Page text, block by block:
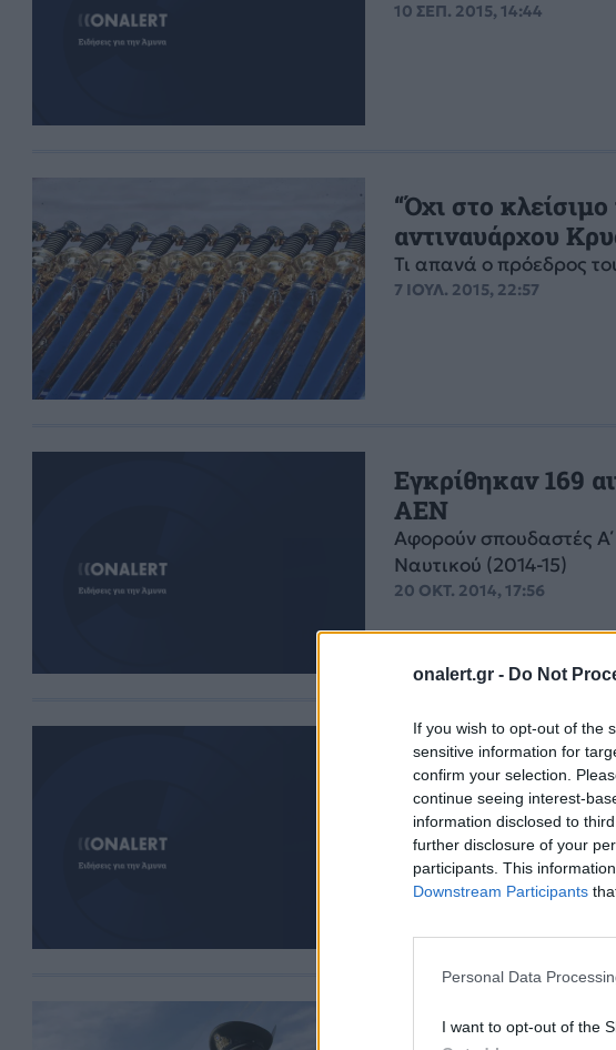
onalert.gr - Do Not
If you wish to opt-out of the
sensitive information for
confirm your selection.
continue seeing interest-
information disclosed to
further disclosure of your
participants. This
Downstream Participants
Personal Data
I want to opt-out of the
10 ΣΕΠ. 2015, 14:44
“Όχι στο
αντιναυάρχου
Τι απανά ο πρόεδρος
7 ΙΟΥΛ. 2015, 22:57
Εγκρίθηκαν 169
ΑΕΝ
Aφορούν σπουδαστές
Ναυτικού (2014-15)
20 ΟΚΤ. 2014, 17:56
Τα
Περί
Περί αγγλόφωνων
4 ΜΑΙ. 2014, 00:19
Τι αλλάζει στις